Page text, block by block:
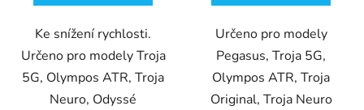
Ke snížení rychlosti.
Určeno pro modely Troja
5G, Olympos ATR, Troja
Neuro, Odyssé
Určeno pro modely
Pegasus, Troja 5G,
Olympos ATR, Troja
Original, Troja Neuro